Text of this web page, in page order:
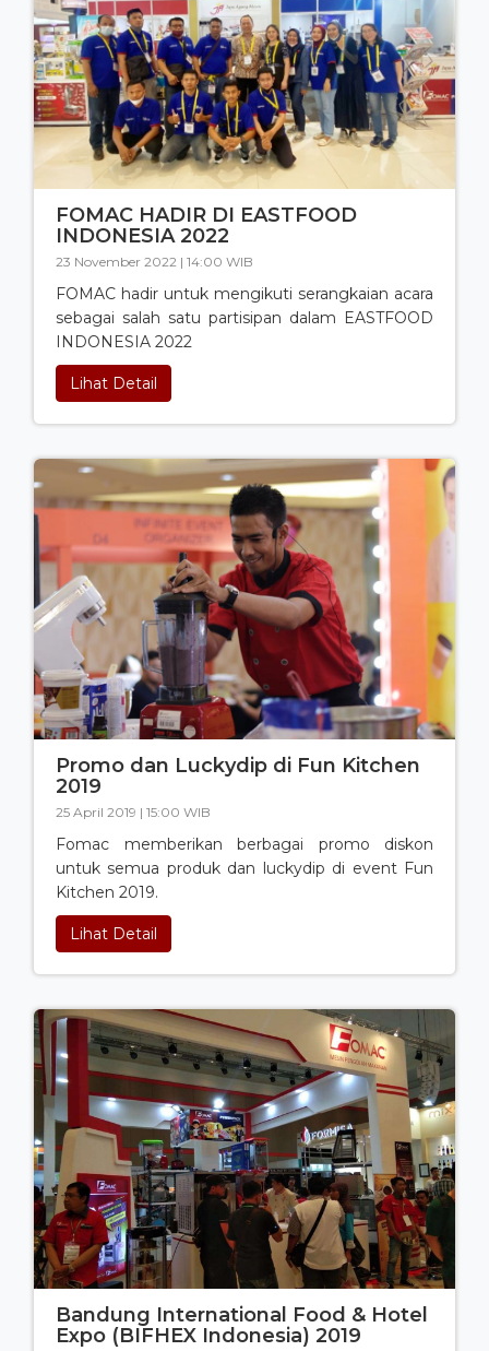
FOMAC HADIR DI EASTFOOD
INDONESIA 2022
23 November 2022 | 14:00 WIB
FOMAC hadir untuk mengikuti serangkaian acara
sebagai salah satu partisipan dalam EASTFOOD
INDONESIA 2022
Lihat Detail
Promo dan Luckydip di Fun Kitchen
2019
25 April 2019 | 15:00 WIB
Fomac memberikan berbagai promo diskon
untuk semua produk dan luckydip di event Fun
Kitchen 2019.
Lihat Detail
Bandung International Food & Hotel
Expo (BIFHEX Indonesia) 2019